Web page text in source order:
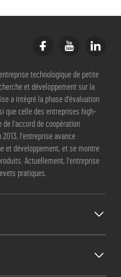
technologique de petite
et développement sur la
a intégré la phase d'évaluation
que celle des entreprises high-
de l'accord de coopération
l'entreprise avance
et développement, et se montre
Actuellement, l'entreprise
pratiques.